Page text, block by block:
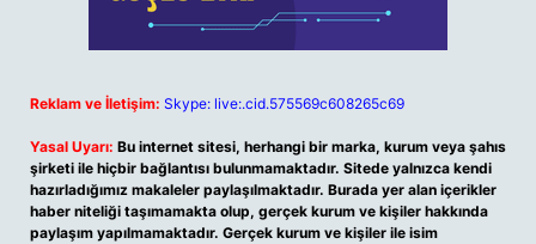
Reklam ve İletişim: Skype: live:.cid.575569c608265c69
Yasal Uyarı: Bu internet sitesi, herhangi bir marka, kurum veya şahıs
şirketi ile hiçbir bağlantısı bulunmamaktadır. Sitede yalnızca kendi
hazırladığımız makaleler paylaşılmaktadır. Burada yer alan içerikler
haber niteliği taşımamakta olup, gerçek kurum ve kişiler hakkında
paylaşım yapılmamaktadır. Gerçek kurum ve kişiler ile isim